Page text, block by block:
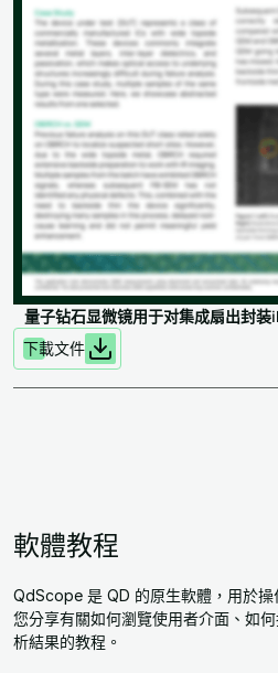
量子钻石显微镜用于对集成扇出封
下載文件
軟體教程
QdScope 是 QD 的原生軟體，用於操
您分享有關如何瀏覽使用者介面、如
析結果的教程。